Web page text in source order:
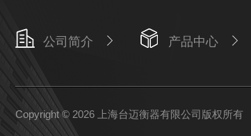
公司简介 产品中心
Copyright © 2026 上海台迈衡器有限公司版权所有